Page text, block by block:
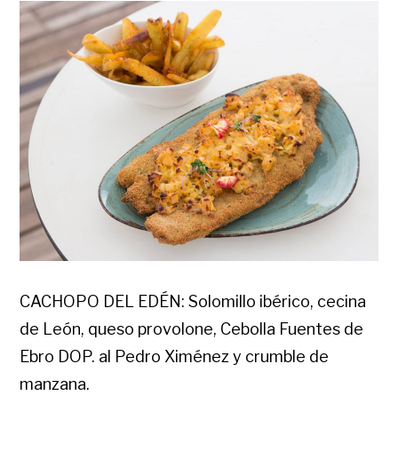
CACHOPO DEL EDÉN: Solomillo ibérico, cecina
de León, queso provolone, Cebolla Fuentes de
Ebro DOP. al Pedro Ximénez y crumble de
manzana.